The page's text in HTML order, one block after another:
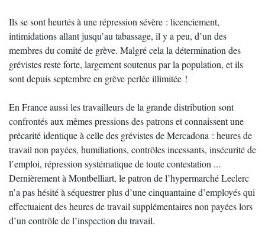
Ils se sont heurtés à une répression sévère : licenciement,
intimidations allant jusqu’au tabassage, il y a peu, d’un des
membres du comité de grève. Malgré cela la détermination des
grévistes reste forte, largement soutenus par la population, et ils
sont depuis septembre en grève perlée illimitée !
En France aussi les travailleurs de la grande distribution sont
confrontés aux mêmes pressions des patrons et connaissent une
précarité identique à celle des grévistes de Mercadona : heures de
travail non payées, humiliations, contrôles incessants, insécurité de
l’emploi, répression systématique de toute contestation ...
Dernièrement à Montbelliart, le patron de l’hypermarché Leclerc
n’a pas hésité à séquestrer plus d’une cinquantaine d’employés qui
effectuaient des heures de travail supplémentaires non payées lors
d’un contrôle de l’inspection du travail.